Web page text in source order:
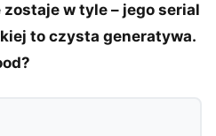
w tyle – jego serial
to czysta generatywa.